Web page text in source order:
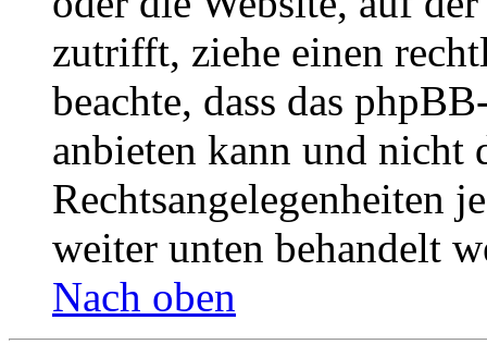
zutrifft, ziehe einen
beachte, dass das
anbieten kann und nicht
Rechtsangelegenheiten
weiter unten behandelt
Nach oben